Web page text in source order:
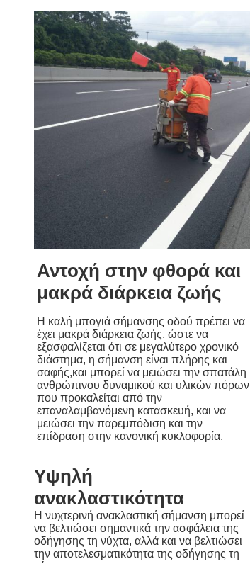
Αντοχή στην φθορά και
μακρά διάρκεια ζωής
Η καλή μπογιά σήμανσης οδού πρέπει να
έχει μακρά διάρκεια ζωής, ώστε να
εξασφαλίζεται ότι σε μεγαλύτερο χρονικό
διάστημα, η σήμανση είναι πλήρης και
σαφής,και μπορεί να μειώσει την σπατάλη
ανθρώπινου δυναμικού και υλικών πόρων
που προκαλείται από την
επαναλαμβανόμενη κατασκευή, και να
μειώσει την παρεμπόδιση και την
επίδραση στην κανονική κυκλοφορία.
Υψηλή
ανακλαστικότητα
Η νυχτερινή ανακλαστική σήμανση μπορεί
να βελτιώσει σημαντικά την ασφάλεια της
οδήγησης τη νύχτα, αλλά και να βελτιώσει
την αποτελεσματικότητα της οδήγησης τη